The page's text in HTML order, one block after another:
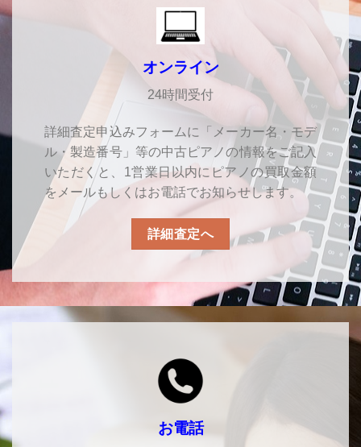
オンライン
24時間受付
詳細査定申込みフォームに「メーカー名・モデ
ル・製造番号」等の中古ピアノの情報をご記入
いただくと、1営業日以内にピアノの買取金額
をメールもしくはお電話でお知らせします。
詳細査定へ
お電話